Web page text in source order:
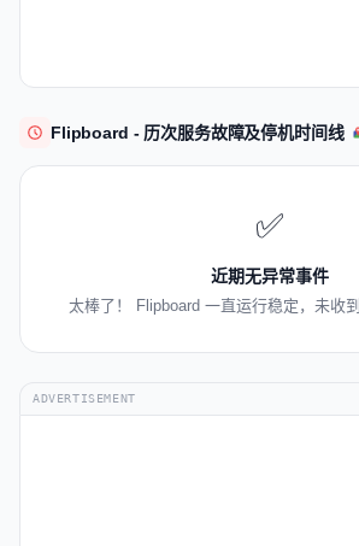
Flipboard - 历次服务故障及停机时间线
✅
近期无异常事件
太棒了！ Flipboard 一直运行稳定，未收
ADVERTISEMENT